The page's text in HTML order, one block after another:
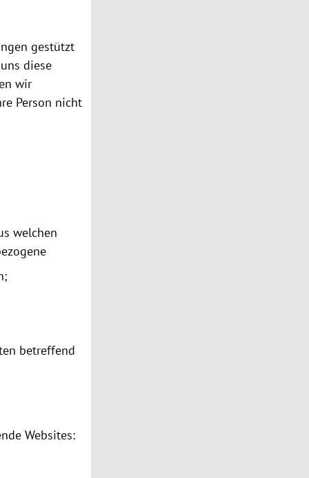
gestützt
diese
wir
Person nicht
welchen
betreffend
Websites: